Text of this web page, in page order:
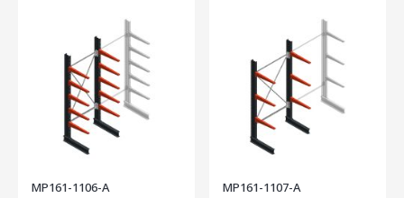
MP161-1106-A
MP161-1107-A